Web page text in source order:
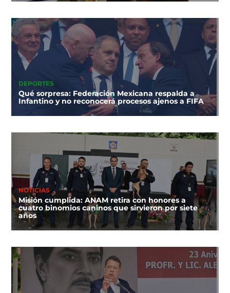
DEPORTES
Qué sorpresa: Federación Mexicana respalda a
Infantino y no reconocerá procesos ajenos a FIFA
NOTICIAS
Misión cumplida: ANAM retira con honores a
cuatro binomios caninos que sirvieron por siete
años